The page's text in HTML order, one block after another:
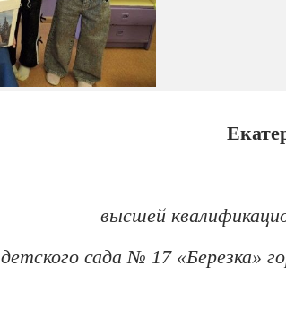
высшей
детского сада № 17 «Березка»